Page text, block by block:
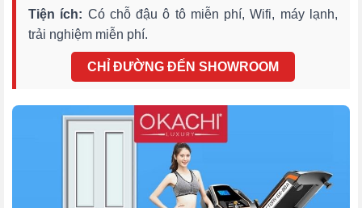
Tiện ích: Có chỗ đậu ô tô miễn phí, Wifi, máy lạnh,
trải nghiệm miễn phí.
CHỈ ĐƯỜNG ĐẾN SHOWROOM